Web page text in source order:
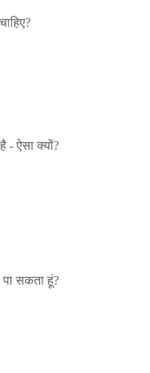
- ऐसा क्यों?
सकता हूं?